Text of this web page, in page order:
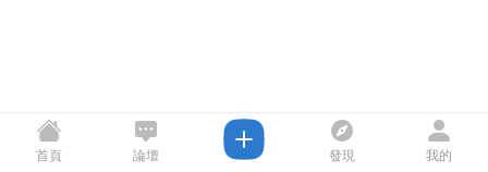
首頁 論壇 發現 我的